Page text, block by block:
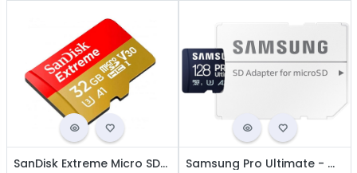
SanDisk Extreme Micro SDHC - Memory Card 32GB / SDHC UHS-I / V30
Samsung Pro Ultimate - MicroSDXC Memoria de 128GB / UHS-I U3 / Class10 / 4K / Con adaptador